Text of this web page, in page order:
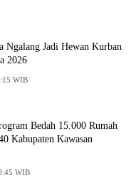
Ngalang Jadi Hewan Kurban
2026
WIB
Bedah 15.000 Rumah
Kabupaten Kawasan
WIB